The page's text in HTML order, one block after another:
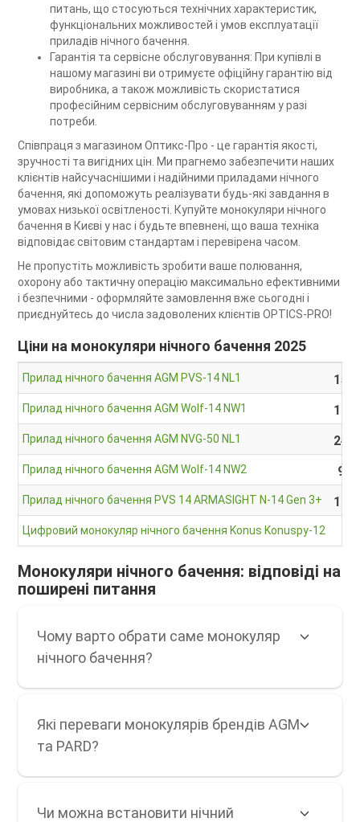
питань, що стосуються технічних характеристик,
функціональних можливостей і умов експлуатації
приладів нічного бачення.
Гарантія та сервісне обслуговування: При купівлі в
нашому магазині ви отримуєте офіційну гарантію від
виробника, а також можливість скористатися
професійним сервісним обслуговуванням у разі
потреби.
Співпраця з магазином Оптикс-Про - це гарантія якості,
зручності та вигідних цін. Ми прагнемо забезпечити наших
клієнтів найсучаснішими і надійними приладами нічного
бачення, які допоможуть реалізувати будь-які завдання в
умовах низької освітленості. Купуйте монокуляри нічного
бачення в Києві у нас і будьте впевнені, що ваша техніка
відповідає світовим стандартам і перевірена часом.
Не пропустіть можливість зробити ваше полювання,
охорону або тактичну операцію максимально ефективними
і безпечними - оформляйте замовлення вже сьогодні і
приєднуйтесь до числа задоволених клієнтів OPTICS-PRO!
Ціни на монокуляри нічного бачення 2025
Прилад нічного бачення AGM PVS-14 NL1 153
Прилад нічного бачення AGM Wolf-14 NW1 105
Прилад нічного бачення AGM NVG-50 NL1 245
Прилад нічного бачення AGM Wolf-14 NW2 95
Прилад нічного бачення PVS 14 ARMASIGHT N-14 Gen 3+ 174
Цифровий монокуляр нічного бачення Konus Konuspy-12
Монокуляри нічного бачення: відповіді на
поширені питання
Чому варто обрати саме монокуляр
нічного бачення?
Які переваги монокулярів брендів AGM
та PARD?
Чи можна встановити нічний